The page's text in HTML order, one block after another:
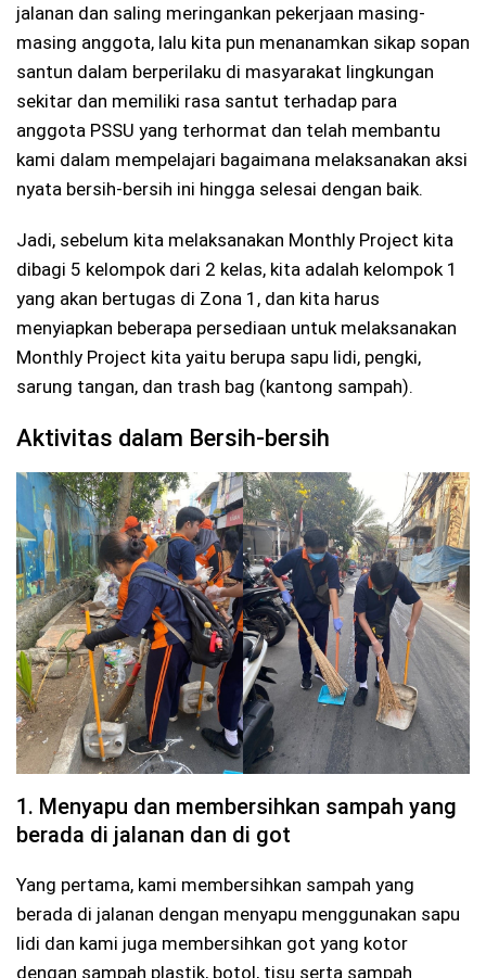
jalanan dan saling meringankan pekerjaan masing-
masing anggota, lalu kita pun menanamkan sikap sopan
santun dalam berperilaku di masyarakat lingkungan
sekitar dan memiliki rasa santut terhadap para
anggota PSSU yang terhormat dan telah membantu
kami dalam mempelajari bagaimana melaksanakan aksi
nyata bersih-bersih ini hingga selesai dengan baik.
Jadi, sebelum kita melaksanakan Monthly Project kita
dibagi 5 kelompok dari 2 kelas, kita adalah kelompok 1
yang akan bertugas di Zona 1, dan kita harus
menyiapkan beberapa persediaan untuk melaksanakan
Monthly Project kita yaitu berupa sapu lidi, pengki,
sarung tangan, dan trash bag (kantong sampah).
Aktivitas dalam Bersih-bersih
1. Menyapu dan membersihkan sampah yang
berada di jalanan dan di got
Yang pertama, kami membersihkan sampah yang
berada di jalanan dengan menyapu menggunakan sapu
lidi dan kami juga membersihkan got yang kotor
dengan sampah plastik, botol, tisu serta sampah